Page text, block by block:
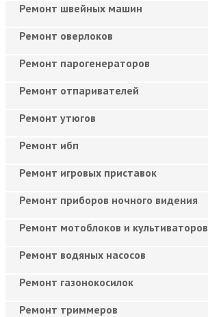
Ремонт швейных машин
Ремонт оверлоков
Ремонт парогенераторов
Ремонт отпаривателей
Ремонт утюгов
Ремонт ибп
Ремонт игровых приставок
Ремонт приборов ночного видения
Ремонт мотоблоков и культиваторов
Ремонт водяных насосов
Ремонт газонокосилок
Ремонт триммеров